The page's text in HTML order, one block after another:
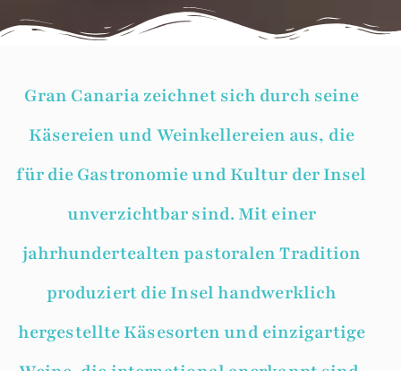
Gran Canaria zeichnet sich durch seine
Käsereien und Weinkellereien aus, die
für die Gastronomie und Kultur der Insel
unverzichtbar sind. Mit einer
jahrhundertealten pastoralen Tradition
produziert die Insel handwerklich
hergestellte Käsesorten und einzigartige